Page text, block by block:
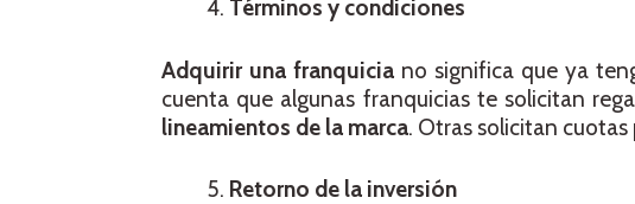
Términos y condiciones
Adquirir una franquicia no significa que ya
cuenta que algunas franquicias te solicitan
lineamientos de la marca. Otras solicitan
Retorno de la inversión